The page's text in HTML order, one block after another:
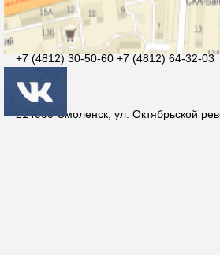
Агеева Ольга Михайловна
smolcrtdu@mail.ru
+7 (4812) 30-50-60 +7 (4812) 64-32-03
214000 Смоленск, ул. Октябрьской